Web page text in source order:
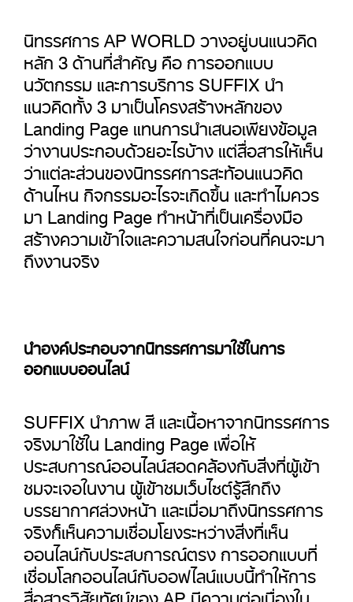
นิทรรศการ AP WORLD วางอยู่บนแนวคิด
หลัก 3 ด้านที่สำคัญ คือ การออกแบบ
นวัตกรรม และการบริการ SUFFIX นำ
แนวคิดทั้ง 3 มาเป็นโครงสร้างหลักของ
Landing Page แทนการนำเสนอเพียงข้อมูล
ว่างานประกอบด้วยอะไรบ้าง แต่สื่อสารให้เห็น
ว่าแต่ละส่วนของนิทรรศการสะท้อนแนวคิด
ด้านไหน กิจกรรมอะไรจะเกิดขึ้น และทำไมควร
มา Landing Page ทำหน้าที่เป็นเครื่องมือ
สร้างความเข้าใจและความสนใจก่อนที่คนจะมา
ถึงงานจริง
นำองค์ประกอบจากนิทรรศการมาใช้ในการ
ออกแบบออนไลน์
SUFFIX นำภาพ สี และเนื้อหาจากนิทรรศการ
จริงมาใช้ใน Landing Page เพื่อให้
ประสบการณ์ออนไลน์สอดคล้องกับสิ่งที่ผู้เข้า
ชมจะเจอในงาน ผู้เข้าชมเว็บไซต์รู้สึกถึง
บรรยากาศล่วงหน้า และเมื่อมาถึงนิทรรศการ
จริงก็เห็นความเชื่อมโยงระหว่างสิ่งที่เห็น
ออนไลน์กับประสบการณ์ตรง การออกแบบที่
เชื่อมโลกออนไลน์กับออฟไลน์แบบนี้ทำให้การ
สื่อสารวิสัยทัศน์ของ AP มีความต่อเนื่องใน